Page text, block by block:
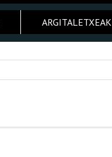
ARGITALETXEAK